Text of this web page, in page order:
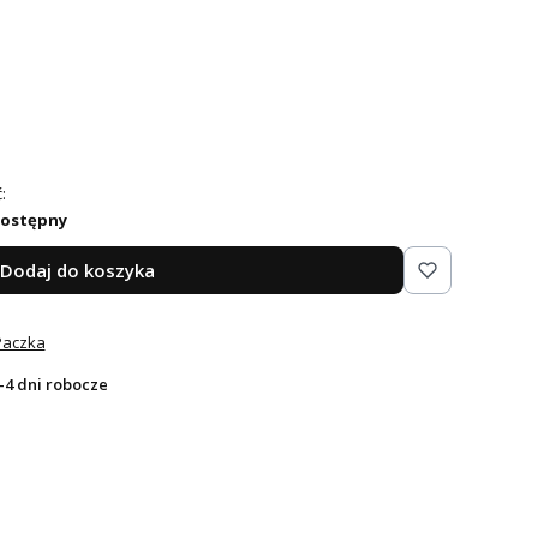
Dodaj do koszyka
4 dni robocze